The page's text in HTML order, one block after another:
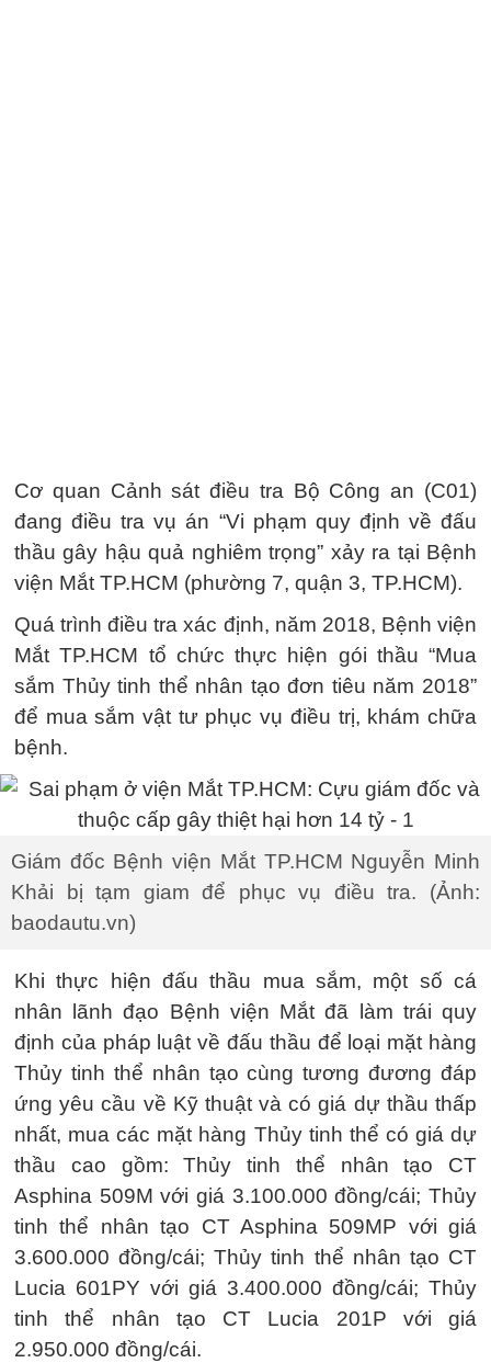
Cơ quan Cảnh sát điều tra Bộ Công an (C01)
đang điều tra vụ án “Vi phạm quy định về đấu
thầu gây hậu quả nghiêm trọng” xảy ra tại Bệnh
viện Mắt TP.HCM (phường 7, quận 3, TP.HCM).
Quá trình điều tra xác định, năm 2018, Bệnh viện
Mắt TP.HCM tổ chức thực hiện gói thầu “Mua
sắm Thủy tinh thể nhân tạo đơn tiêu năm 2018”
để mua sắm vật tư phục vụ điều trị, khám chữa
bệnh.
Giám đốc Bệnh viện Mắt TP.HCM Nguyễn Minh
Khải bị tạm giam để phục vụ điều tra. (Ảnh:
baodautu.vn)
Khi thực hiện đấu thầu mua sắm, một số cá
nhân lãnh đạo Bệnh viện Mắt đã làm trái quy
định của pháp luật về đấu thầu để loại mặt hàng
Thủy tinh thể nhân tạo cùng tương đương đáp
ứng yêu cầu về Kỹ thuật và có giá dự thầu thấp
nhất, mua các mặt hàng Thủy tinh thể có giá dự
thầu cao gồm: Thủy tinh thể nhân tạo CT
Asphina 509M với giá 3.100.000 đồng/cái; Thủy
tinh thể nhân tạo CT Asphina 509MP với giá
3.600.000 đồng/cái; Thủy tinh thể nhân tạo CT
Lucia 601PY với giá 3.400.000 đồng/cái; Thủy
tinh thể nhân tạo CT Lucia 201P với giá
2.950.000 đồng/cái.